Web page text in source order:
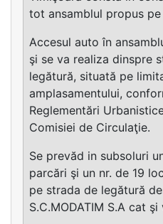
tot ansamblul propus pe
Accesul auto în
şi se va realiza dinspre
legătură, situată pe
amplasamentului,
Reglementări
Comisiei de Circulaţie.
Se prevăd in subsoluri
parcări şi un nr. de 19
pe strada de legătură
S.C.MODATIM S.A cat